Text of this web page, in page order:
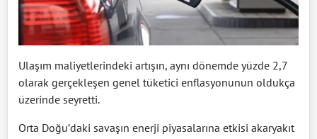
Ulaşım maliyetlerindeki artışın, aynı dönemde yüzde 2,7
olarak gerçekleşen genel tüketici enflasyonunun oldukça
üzerinde seyretti.
Orta Doğu’daki savaşın enerji piyasalarına etkisi akaryakıt